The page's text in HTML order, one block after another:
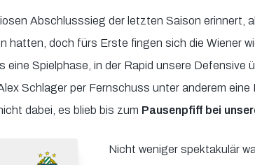
Abschlusssieg der letzten Saison erinnert,
hatten, doch fürs Erste fingen sich die Wiener
eine Spielphase, in der Rapid unsere Defensive
Schlager per Fernschuss unter anderem eine
dabei, es blieb bis zum Pausenpfiff bei
Nicht weniger spektakulär